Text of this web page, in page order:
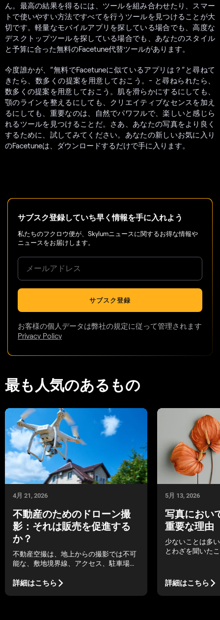
ん。最高の結果を得るには、ツールを組み合わせたり、スマー
トで使いやすい方法ですべてを行うツールを見つけることが大
切です。軽量なモバイルアプリを探している場合でも、高度な
デスクトップツールを探している場合でも、あなたのスタイル
と予算に合った無料のFacetune代替ツールがあります。
今度誰かが、”無料でFacetuneに似ているアプリは？”と尋ねて
きたら、数多くの提案を用意しておこう。- と尋ねられたら、
数多くの提案を用意しておこう。肌を滑らかにするにしても、
顎のラインを整えるにしても、クリエイティブなセンスを加え
るにしても、重要なのは、自然でパワフルで、楽しいと感じら
れるツールを見つけることだ。さあ、あなたの写真をより良く
するために、試してみてください。あなたの新しいお気に入り
のFacetuneは、ダウンロードするだけで手に入ります。
サブスク登録していち早く情報を手に入れよう
私たちのフクロウ便が、Skylumニュースに関するお得な情報や
ニュースをお届けします。
サブスク登録
お客様の個人データは弊社の規定に従って管理されます
Privacy Policy
最も人気のあるもの
4月 21, 2026
不動産のためのドローン撮
影：それは販売を促進する
か？
不動産空撮は、地上からの撮影では不可
能な、敷地境界線、アクセス、駐車場、
見せることで、物件の販売に役立ちま
詳細はこちら
5月 13, 2026
写真におい
重要な理由
少ないことは多
とわざを聞いた
ともできる。時
ことをすれば、
きる、あるいは
詳細はこちら